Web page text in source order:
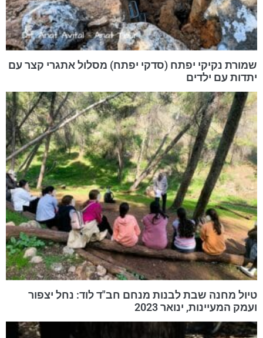
שמורת נקיקי יפתח (סדקי יפתח) מסלול אתגרי קצר עם
יתדות עם ילדים
טיול מחנה שבת לבנות מנחם חב"ד לוד: נחל יצפור
ועמק המעיינות, ינואר 2023